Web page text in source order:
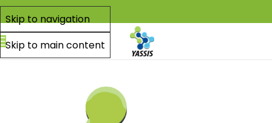
Skip to navigation
Skip to main content